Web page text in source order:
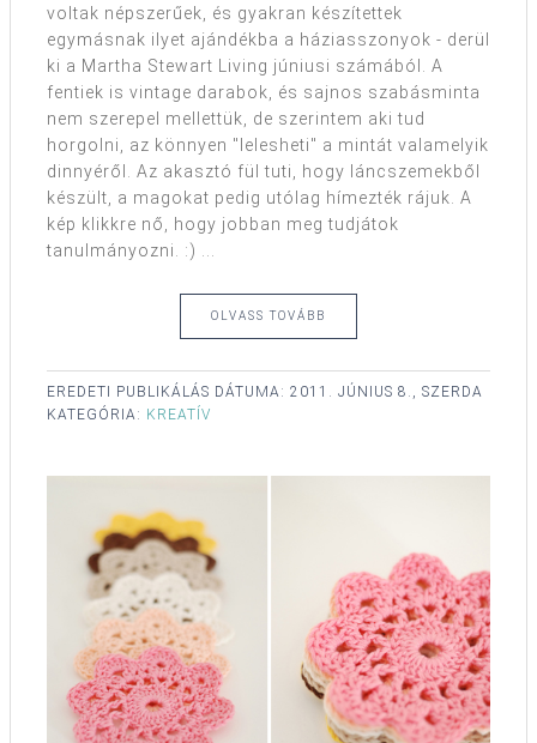
voltak népszerűek, és gyakran készítettek
egymásnak ilyet ajándékba a háziasszonyok - derül
ki a Martha Stewart Living júniusi számából. A
fentiek is vintage darabok, és sajnos szabásminta
nem szerepel mellettük, de szerintem aki tud
horgolni, az könnyen "lelesheti" a mintát valamelyik
dinnyéről. Az akasztó fül tuti, hogy láncszemekből
készült, a magokat pedig utólag hímezték rájuk. A
kép klikkre nő, hogy jobban meg tudjátok
tanulmányozni. :) ...
OLVASS TOVÁBB
EREDETI PUBLIKÁLÁS DÁTUMA: 2011. JÚNIUS 8., SZERDA
KATEGÓRIA: KREATÍV